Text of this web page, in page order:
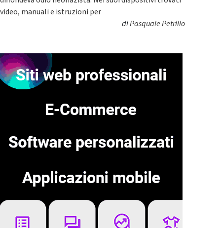
video, manuali e istruzioni per
diPasquale Petrillo